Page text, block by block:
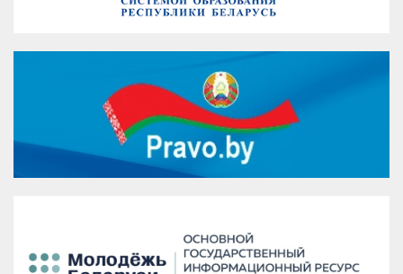
Версия для печати